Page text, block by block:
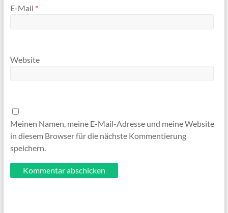
E-Mail *
Website
Meinen Namen, meine E-Mail-Adresse und meine Website
in diesem Browser für die nächste Kommentierung
speichern.